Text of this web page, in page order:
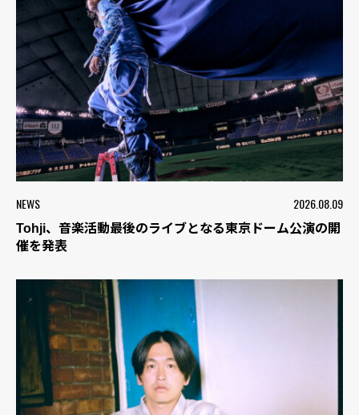
NEWS 2026.08.09
Tohji、音楽活動最後のライブとなる東京ドーム公演の開
催を発表